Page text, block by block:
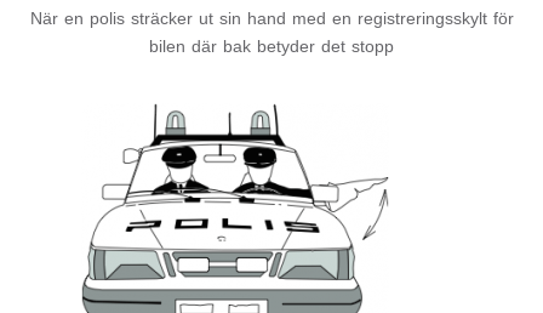
När en polis sträcker ut sin hand med en registreringsskylt för
bilen där bak betyder det stopp